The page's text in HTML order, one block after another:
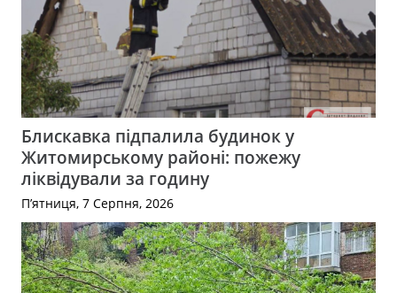
Блискавка підпалила будинок у
Житомирському районі: пожежу
ліквідували за годину
П’ятниця, 7 Серпня, 2026